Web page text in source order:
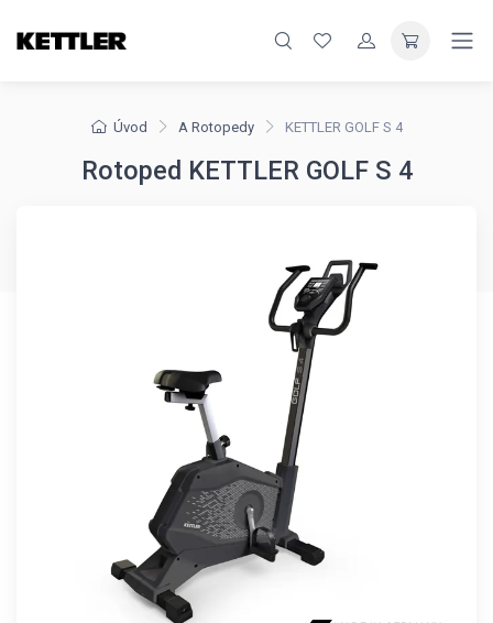
Úvod A Rotopedy KETTLER GOLF S 4
Rotoped KETTLER GOLF S 4